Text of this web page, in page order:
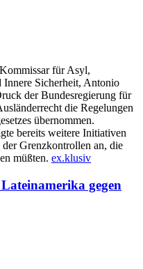
für Asyl,
Sicherheit, Antonio
der Bundesregierung für
die Regelungen
übernommen.
bereits weitere Initiativen
Grenzkontrollen an, die
müßten. ex.klusiv
gegen